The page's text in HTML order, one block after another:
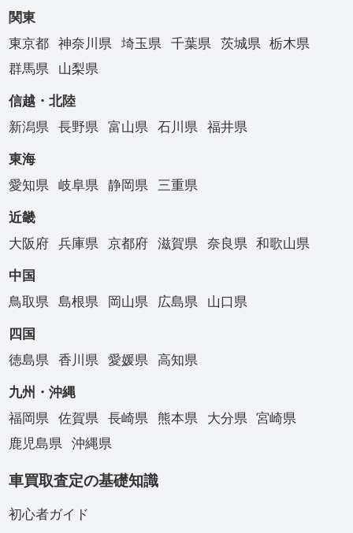
関東
東京都
神奈川県 埼玉県 千葉県 茨城県
栃木県
群馬県
山梨県
信越・北陸
新潟県
長野県 富山県 石川県 福井県
東海
愛知県
岐阜県 静岡県 三重県
近畿
大阪府
兵庫県 京都府 滋賀県 奈良県 和歌山県
中国
鳥取県
島根県 岡山県 広島県 山口県
四国
徳島県
香川県 愛媛県 高知県
九州・沖縄
福岡県
佐賀県 長崎県 熊本県 大分県
宮崎県
鹿児島県
沖縄県
車買取査定の基礎知識
初心者ガイド